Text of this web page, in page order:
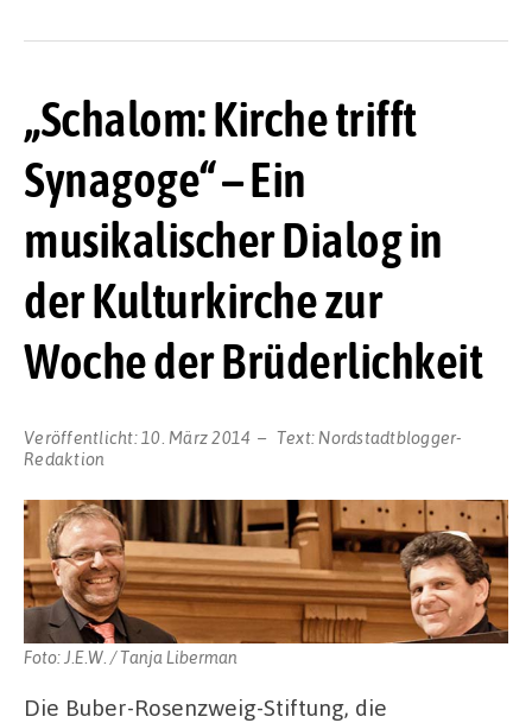
„Schalom: Kirche trifft
Synagoge“ – Ein
musikalischer Dialog in
der Kulturkirche zur
Woche der Brüderlichkeit
Veröffentlicht: 10. März 2014 Text: Nordstadtblogger-
Redaktion
Foto: J.E.W. / Tanja Liberman
Die Buber-Rosenzweig-Stiftung, die